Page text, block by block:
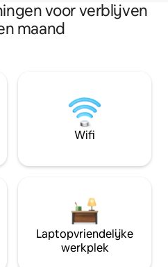
voor verblijven
maand
Wifi
Laptopvriendelijke
werkplek